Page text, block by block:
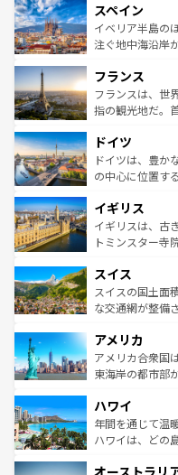
ろん、トスカー
景など、自然景
ピザやパスタな
ませてくれるイ
なお、新着のイ
しい。
スペイン
イベリア半島の
注ぐ地中海沿岸
文化が根付くこ
れる闘牛、そし
る。首都マドリ
の城塞都市、穏
せる。地方によ
フランス
フランスは、世
指の観光地だ。
で、幅広い魅力
聖堂、美しいビ
から魅了する。
いる。シャンパ
香り高いラベン
らに、パリ以外
れる地方に足を
きる
を参照してほし
ドイツ
ドイツは、豊か
の中心に位置す
顔を持つこの国
ルリンの文化的
してライン川沿
は、お酒好きな人に
ドイツ情報はコ
イギリス
イギリスは、古
トミンスター寺
リアごとに異な
ティー、ビール
戦など、本場だ
ンツ一覧を参照
スイス
スイスの国土面
な交通網が整備
の建物がそのま
博物館もあり、
ことができる。
ば市内交通費無料
着のスイス情報
アメリカ
アメリカ合衆国
東海岸の都市部
のような巨大都
ンメントが詰ま
西部には大自然
部のニューオー
ハワイ
年間を通じて温
ハワイは、どの
ワイ島は見逃せ
オーストラリ